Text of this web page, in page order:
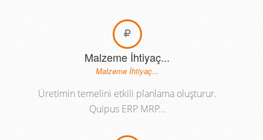
Malzeme İhtiyaç...
Malzeme İhtiyaç...
Üretimin temelini etkili planlama oluşturur.
Quipus ERP MRP...